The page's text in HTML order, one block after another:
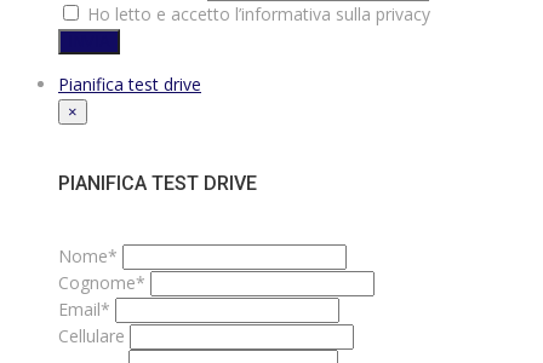
Ho letto e accetto l’informativa sulla privacy
Pianifica test drive
×
PIANIFICA TEST DRIVE
Nome*
Cognome*
Email*
Cellulare